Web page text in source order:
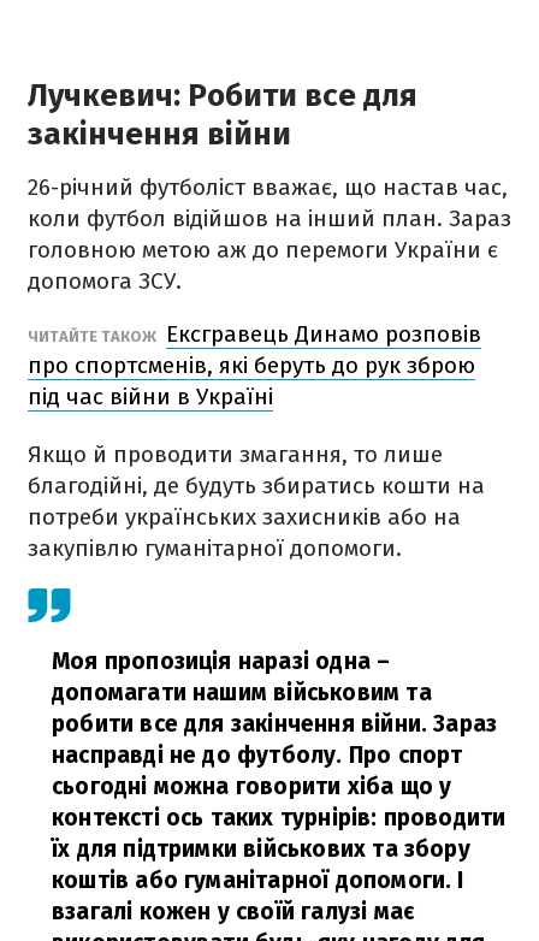
Лучкевич: Робити все для
закінчення війни
26-річний футболіст вважає, що настав час,
коли футбол відійшов на інший план. Зараз
головною метою аж до перемоги України є
допомога ЗСУ.
ЧИТАЙТЕ ТАКОЖ
Ексгравець Динамо розповів
про спортсменів, які беруть до рук зброю
під час війни в Україні
Якщо й проводити змагання, то лише
благодійні, де будуть збиратись кошти на
потреби українських захисників або на
закупівлю гуманітарної допомоги.
Моя пропозиція наразі одна –
допомагати нашим військовим та
робити все для закінчення війни. Зараз
насправді не до футболу. Про спорт
сьогодні можна говорити хіба що у
контексті ось таких турнірів: проводити
їх для підтримки військових та збору
коштів або гуманітарної допомоги. І
взагалі кожен у своїй галузі має